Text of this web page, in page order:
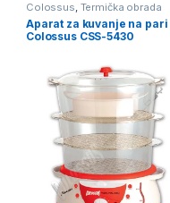
Colossus, Termička obrada
hrane
Aparat za kuvanje na pari
Colossus CSS-5430